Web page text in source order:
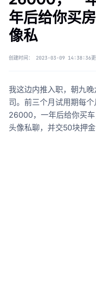
年后给你买
像私
创建时间： 2023-03-09 14:38:36
我这边内推入职，朝九
司。前三个月试用期每
26000，一年后给你买
头像私聊，并交50块押